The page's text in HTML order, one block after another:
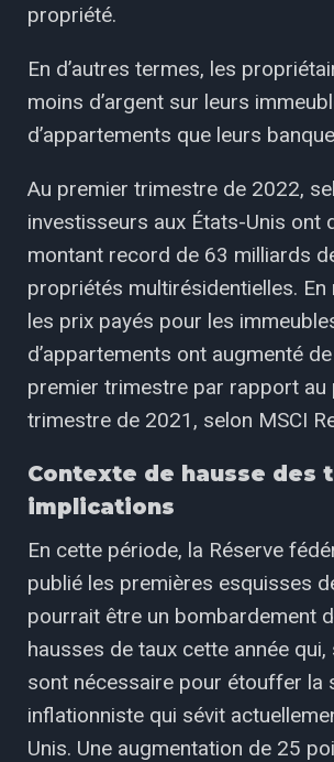
propriété.
En d’autres termes, les
moins d’argent sur leurs
d’appartements que leurs
Au premier trimestre de 2022,
investisseurs aux États-Unis ont
montant record de 63 milliards
propriétés multirésidentielles. En
les prix payés pour les
d’appartements ont augmenté
premier trimestre par rapport au
trimestre de 2021, selon MSCI
Contexte de hausse des
implications
En cette période, la Réserve
publié les premières esquisses
pourrait être un bombardement
hausses de taux cette année qui,
sont nécessaire pour étouffer la
inflationniste qui sévit
Unis. Une augmentation de 25